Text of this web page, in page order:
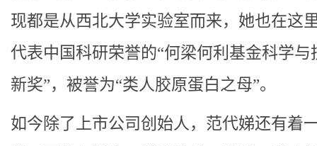
现都是从西北大学实验室而来，她也在这
代表中国科研荣誉的“何梁何利基金科学与
新奖”，被誉为“类人胶原蛋白之母”。
如今除了上市公司创始人，范代娣还有着